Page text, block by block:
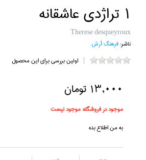
1 تراژدي عاشقانه
Therese desqueyroux
ناشر:فرهنگ آرش
اولین بررسی برای این محصول
13,000 تومان
موجود در فروشگاه:موجود نیست
به من اطلاع بده